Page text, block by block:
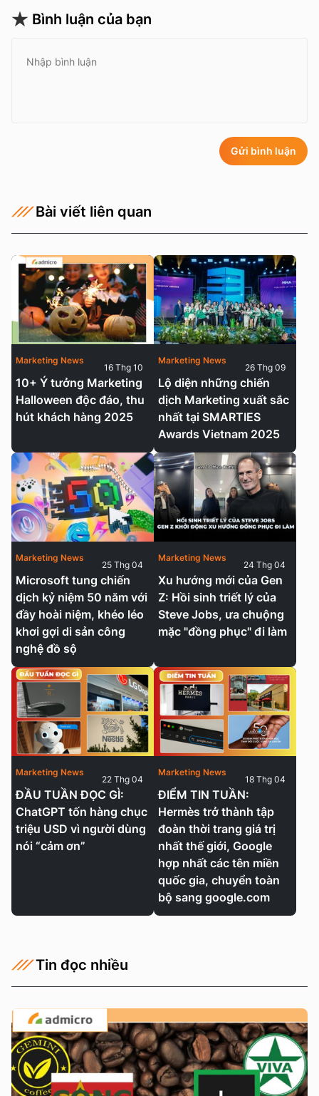
Bình luận của bạn
Gửi bình luận
Bài viết liên quan
10+ Ý tưởng Marketing
Halloween độc đáo, thu
hút khách hàng 2025
Marketing News
16 Thg 10
Lộ diện những chiến
dịch Marketing xuất sắc
nhất tại SMARTIES
Awards Vietnam 2025
Marketing News
26 Thg 09
Microsoft tung chiến
dịch kỷ niệm 50 năm với
đầy hoài niệm, khéo léo
khơi gợi di sản công
nghệ đồ sộ
Marketing News
25 Thg 04
Xu hướng mới của Gen
Z: Hồi sinh triết lý của
Steve Jobs, ưa chuộng
mặc "đồng phục" đi làm
Marketing News
24 Thg 04
ĐẦU TUẦN ĐỌC GÌ:
ChatGPT tốn hàng chục
triệu USD vì người dùng
nói “cảm ơn”
Marketing News
22 Thg 04
ĐIỂM TIN TUẦN:
Hermès trở thành tập
đoàn thời trang giá trị
nhất thế giới, Google
hợp nhất các tên miền
quốc gia, chuyển toàn
bộ sang google.com
Marketing News
18 Thg 04
Tin đọc nhiều